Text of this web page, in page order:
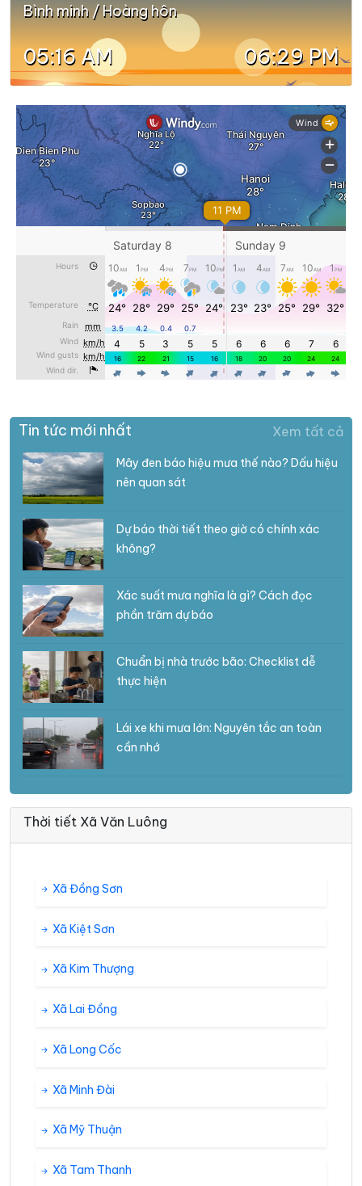
Bình minh / Hoàng hôn
05:16 AM 06:29 PM
Tin tức mới nhất Xem tất cả
Mây đen báo hiệu mưa thế nào? Dấu hiệu
nên quan sát
Dự báo thời tiết theo giờ có chính xác
không?
Xác suất mưa nghĩa là gì? Cách đọc
phần trăm dự báo
Chuẩn bị nhà trước bão: Checklist dễ
thực hiện
Lái xe khi mưa lớn: Nguyên tắc an toàn
cần nhớ
Thời tiết Xã Văn Luông
Xã Đồng Sơn
Xã Kiệt Sơn
Xã Kim Thượng
Xã Lai Đồng
Xã Long Cốc
Xã Minh Đài
Xã Mỹ Thuận
Xã Tam Thanh